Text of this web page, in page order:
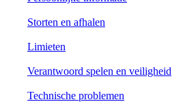
Storten en afhalen
Limieten
Verantwoord spelen en veiligheid
Technische problemen